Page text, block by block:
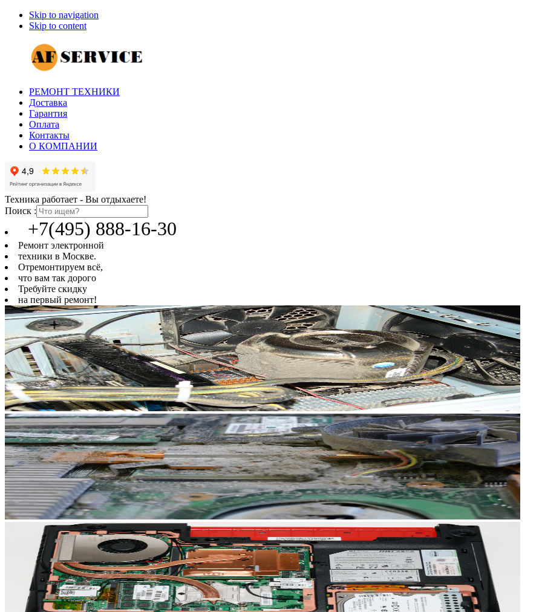
Skip to navigation
Skip to content
РЕМОНТ ТЕХНИКИ
Доставка
Гарантия
Оплата
Контакты
О КОМПАНИИ
Техника работает - Вы отдыхаете!
Поиск :
+7(495) 888-16-30
Ремонт электронной
техники в Москве.
Отремонтируем всё,
что вам так дорого
Требуйте скидку
на первый ремонт!